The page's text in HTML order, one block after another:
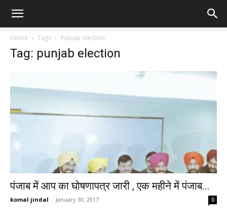
Home Tags Punjab election
Tag: punjab election
पंजाब में आप का घोषणापत्र जारी , एक महीने में पंजाब...
komal jindal - January 30, 2017 0